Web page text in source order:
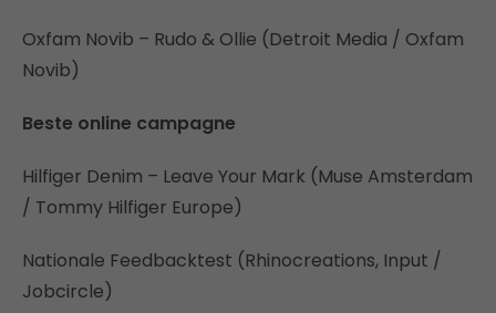
Oxfam Novib – Rudo & Ollie (Detroit Media / Oxfam
Novib)
Beste online campagne
Hilfiger Denim – Leave Your Mark (Muse Amsterdam
/ Tommy Hilfiger Europe)
Nationale Feedbacktest (Rhinocreations, Input /
Jobcircle)